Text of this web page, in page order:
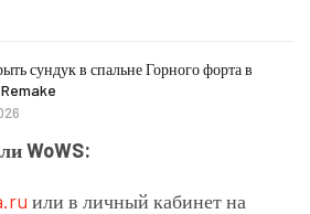
сундук в спальне Горного форта в
WoWS:
или в личный кабинет на